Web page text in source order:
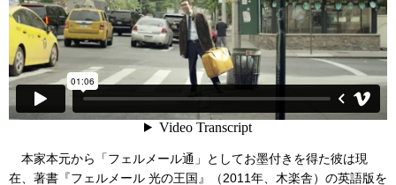
本家本元から「フェルメール通」としてお墨付きを得た彼は現
在、著書『フェルメール 光の王国』（2011年、木楽舎）の英語版を